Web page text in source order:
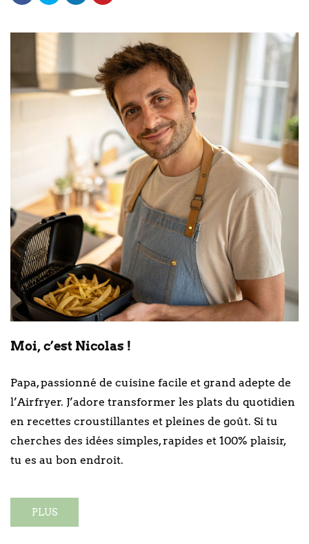
Moi, c’est Nicolas !
Papa, passionné de cuisine facile et grand adepte de
l’Airfryer. J’adore transformer les plats du quotidien
en recettes croustillantes et pleines de goût. Si tu
cherches des idées simples, rapides et 100% plaisir,
tu es au bon endroit.
PLUS